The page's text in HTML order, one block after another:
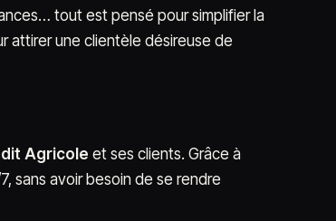
tout est pensé pour simplifier la
attirer une clientèle désireuse de
Agricole et ses clients. Grâce à
sans avoir besoin de se rendre